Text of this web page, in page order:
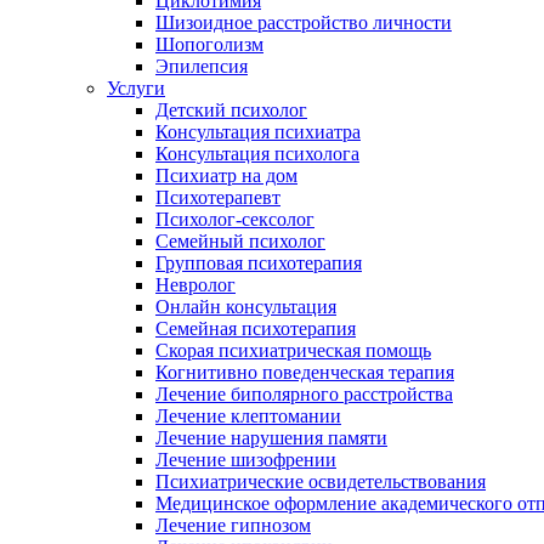
Шизоидное расстройство личности
Шопоголизм
Эпилепсия
Услуги
Детский психолог
Консультация психиатра
Консультация психолога
Психиатр на дом
Психотерапевт
Психолог-сексолог
Семейный психолог
Групповая психотерапия
Невролог
Онлайн консультация
Семейная психотерапия
Скорая психиатрическая помощь
Когнитивно поведенческая терапия
Лечение биполярного расстройства
Лечение клептомании
Лечение нарушения памяти
Лечение шизофрении
Психиатрические освидетельствования
Медицинское оформление академического
Лечение гипнозом